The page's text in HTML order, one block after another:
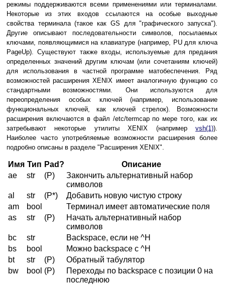
режимы поддерживаются всеми применениями или терминалами.
Некоторые из этих входов ссылаются на особые выходные
свойства терминала (такое как GS для "графического запуска").
Другие описывают последовательности символов, посылаемых
ключами, появляющимися на клавиатуре (например, PU для ключа
PageUp). Существуют также входы, используемые для предания
определенных значений другим ключам (или сочетаниям ключей)
для использования в частной программе матобеспечения. Ряд
возможностей расширения XENIX имеет аналогичную функцию со
стандартными возможностями. Они используются для
переопределения особых ключей (например, использование
функциональных ключей, как ключей стрелок). Возможности
расширения включаются в файл /etc/termcap по мере того, как их
затребывают некоторые утилиты XENIX (например vsh(1)).
Наиболее часто употребляемые возможности расширения более
подробно описаны в разделе "Расширения XENIX".
Имя Тип Pad?
Описание
ae
str (P)
Закончить альтернативный набор
символов
al
str (P*)
Добавить новую чистую строку
am
bool
Терминал имеет автоматические поля
as
str (P)
Начать альтернативный набор
символов
bc
str
Backspace, если не ^H
bs
bool
Можно backspace c ^H
bt
str (P)
Обратный табулятор
bw
bool (P)
Переходы по backspace c позиции 0 на
последнюю